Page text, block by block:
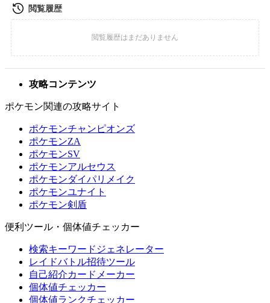
攻略コンテンツ
ポケモン関連の攻略サイト
ポケモンチャンピオンズ
ポケモンZA
ポケモンSV
ポケモンアルセウス
ポケモンダイパリメイク
ポケモンユナイト
ポケモン剣盾
便利ツール・個体値チェッカー
検索キーワードジェネレーター
レイドバトル招待ツール
自己紹介カードメーカー
個体値チェッカー
個体値ランクチェッカー